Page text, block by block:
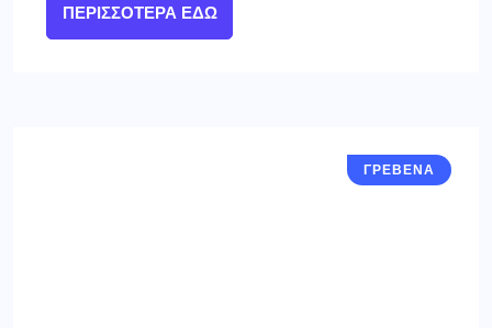
ΠΕΡΙΣΣΌΤΕΡΑ ΕΔΏ
ΓΡΕΒΕΝΑ